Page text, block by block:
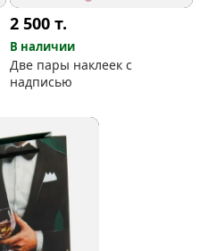
2 500т.
В наличии
Две пары наклеек с
надписью